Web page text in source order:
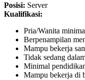
Posisi: Server
Kualifikasi:
Pria/Wanita
Berpenampilan
Mampu bekerja
Tidak sedang
Minimal
Mampu bekerja di